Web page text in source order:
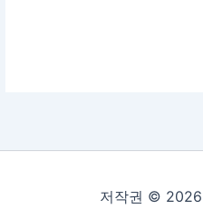
저작권 ©